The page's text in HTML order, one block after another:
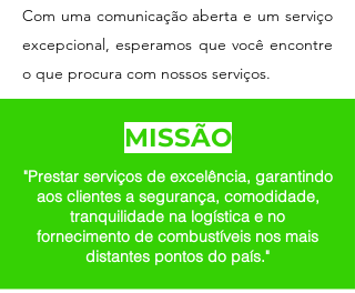
Com uma comunicação aberta e um serviço
excepcional, esperamos que você encontre
o que procura com nossos serviços.
MISSÃO
"Prestar serviços de excelência, garantindo
aos clientes a segurança, comodidade,
tranquilidade na logística e no
fornecimento de combustíveis nos mais
distantes pontos do país."